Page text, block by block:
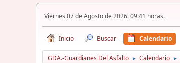
Viernes 07 de Agosto de 2026. 09:41 horas.
Inicio Buscar Calendario
GDA.-Guardianes Del Asfalto ► Calendario ►